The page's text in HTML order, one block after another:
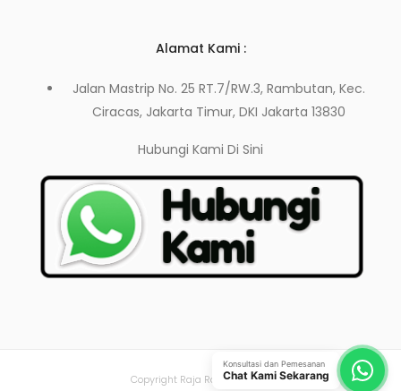
Alamat Kami :
Jalan Mastrip No. 25 RT.7/RW.3, Rambutan, Kec.
Ciracas, Jakarta Timur, DKI Jakarta 13830
Hubungi Kami Di Sini
Copyright Raja Rak Toko 2021
Konsultasi dan Pemesanan
Chat Kami Sekarang